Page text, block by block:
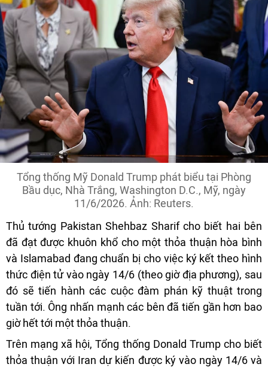
Tổng thống Mỹ Donald Trump phát biểu tại Phòng
Bầu dục, Nhà Trắng, Washington D.C., Mỹ, ngày
11/6/2026. Ảnh: Reuters.
Thủ tướng Pakistan Shehbaz Sharif cho biết hai bên
đã đạt được khuôn khổ cho một thỏa thuận hòa bình
và Islamabad đang chuẩn bị cho việc ký kết theo hình
thức điện tử vào ngày 14/6 (theo giờ địa phương), sau
đó sẽ tiến hành các cuộc đàm phán kỹ thuật trong
tuần tới. Ông nhấn mạnh các bên đã tiến gần hơn bao
giờ hết tới một thỏa thuận.
Trên mạng xã hội, Tổng thống Donald Trump cho biết
thỏa thuận với Iran dự kiến được ký vào ngày 14/6 và